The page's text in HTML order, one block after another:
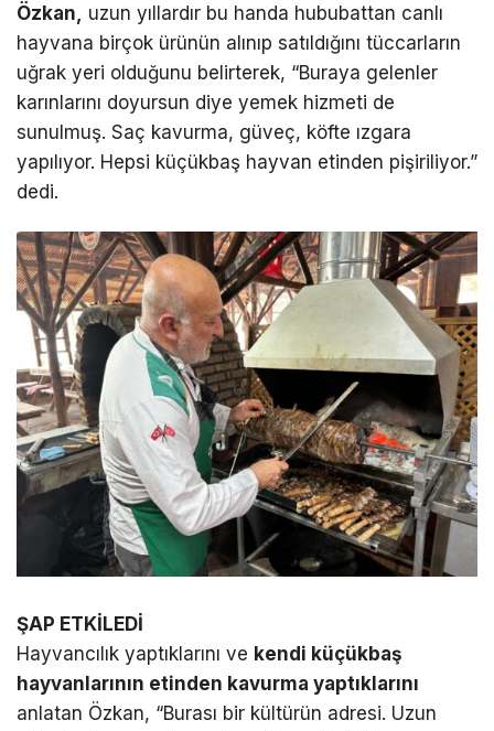
Özkan,
uzun yıllardır bu handa hububattan canlı
hayvana birçok ürünün alınıp satıldığını tüccarların
uğrak yeri olduğunu belirterek, “Buraya gelenler
karınlarını doyursun diye yemek hizmeti de
sunulmuş. Saç kavurma, güveç, köfte ızgara
yapılıyor. Hepsi küçükbaş hayvan etinden pişiriliyor.”
dedi.
ŞAP ETKİLEDİ
Hayvancılık yaptıklarını ve kendi küçükbaş
hayvanlarının etinden kavurma yaptıklarını
anlatan Özkan, “Burası bir kültürün adresi. Uzun